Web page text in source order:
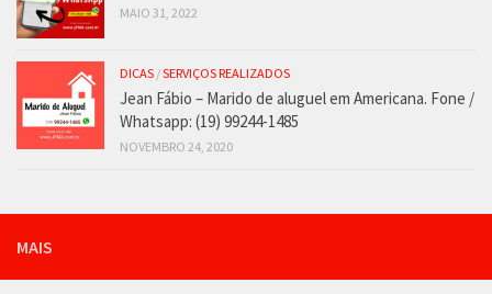
MAIO 31, 2022
DICAS /SERVIÇOS REALIZADOS
Jean Fábio – Marido de aluguel em Americana. Fone /
Whatsapp: (19) 99244-1485
NOVEMBRO 24, 2020
MAIS